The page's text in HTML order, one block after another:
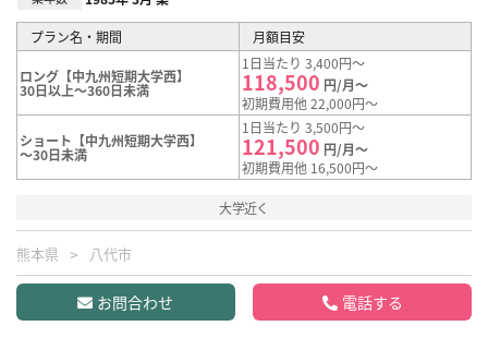
プラン名・期間 月額目安
ロング【中九州短期大学西】
30日以上～360日未満
1日当たり 3,400円～
118,500 円/月～
初期費用他 22,000円～
ショート【中九州短期大学西】
～30日未満
1日当たり 3,500円～
121,500 円/月～
初期費用他 16,500円～
大学近く
熊本県 八代市
お問合わせ 電話する